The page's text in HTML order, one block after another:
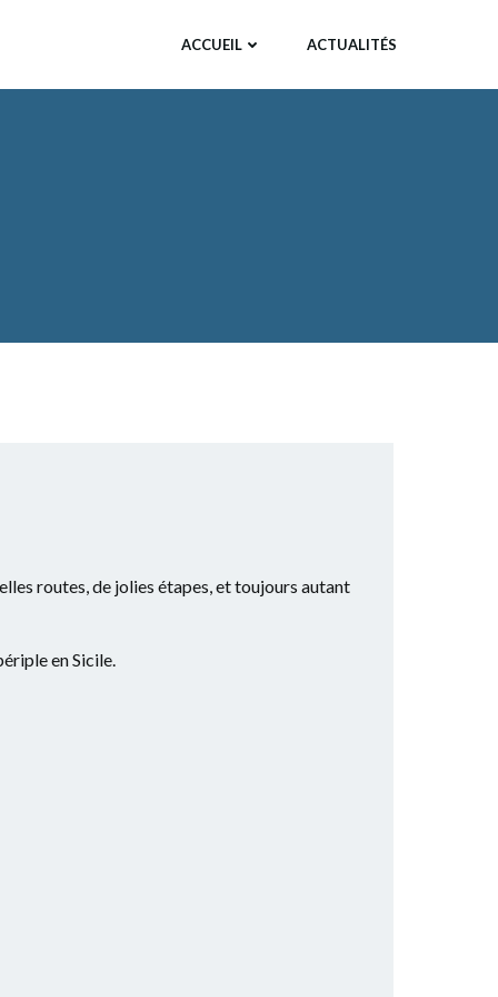
ACCUEIL ACTUALITÉS
routes, de jolies étapes, et toujours autant
en Sicile.